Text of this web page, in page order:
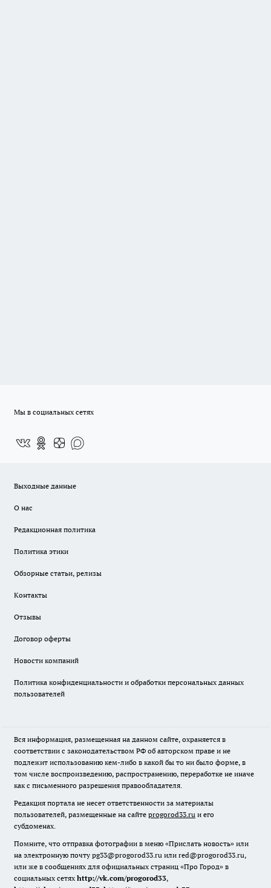
Мы в социальных сетях
Выходные данные
О нас
Редакционная политика
Политика этики
Обзорные статьи, релизы
Контакты
Отзывы
Договор оферты
Новости компаний
Политика конфиденциальности и обработки персональных данных
пользователей
Вся информация, размещенная на данном сайте, охраняется в
соответствии с законодательством РФ об авторском праве и не
подлежит использованию кем-либо в какой бы то ни было форме, в
том числе воспроизведению, распространению, переработке не иначе
как с письменного разрешения правообладателя.
Редакция портала не несет ответственности за материалы
пользователей, размещенные на сайте progorod33.ru и его
субдоменах.
Помните, что отправка фотографии в меню «Прислать новость» или
на электронную почту pg33@progorod33.ru или red@progorod33.ru,
или же в сообщениях для официальных страниц «Про Город» в
социальных сетях http://vk.com/progorod33,